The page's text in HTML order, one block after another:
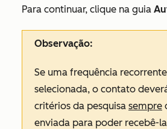
Para continuar, clique na guia
Observação:
Se uma frequência recorrente
selecionada, o contato
critérios da pesquisa sempre
enviada para poder recebê-